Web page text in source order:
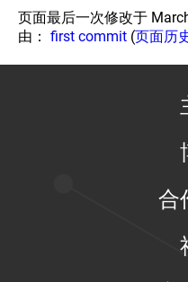
页面最后一次修改于
由： first commit (页面历
合